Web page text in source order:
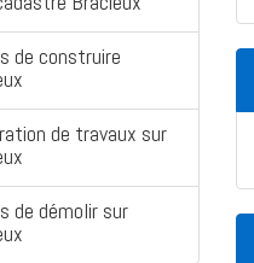
de construire
de travaux sur
de démolir sur